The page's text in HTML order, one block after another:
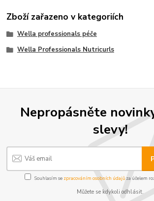
Zboží zařazeno v kategoriích
Wella professionals péče
Wella Professionals Nutricurls
Nepropásněte
slevy!
Souhlasím se zpracováním osobních údajůza účelem
Můžete se kdykoli odhlásit.